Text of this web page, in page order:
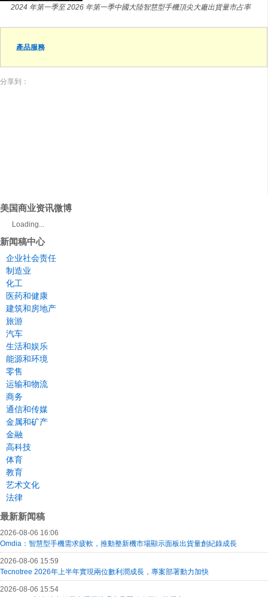
2024 年第一季至 2026 年第一季中國大陸智慧型手機頂尖大廠出貨量市占率
產品服務
分享到：
美国商业资讯微博
Loading...
新闻稿中心
企业社会责任
制造业
化工
医药和健康
建筑和房地产
旅游
汽车
生活和娱乐
能源和环境
零售
运输和物流
商务
通信和传媒
金属和矿产
金融
高科技
体育
教育
艺术文化
法律
最新新闻稿
2026-08-06 16:06
Omdia：智慧型手機需求疲軟，推動整新機市場顯示面板出貨量創紀錄成長
2026-08-06 15:59
Tecnotree 2026年上半年實現兩位數利潤成長，專案部署動力加快
2026-08-06 15:54